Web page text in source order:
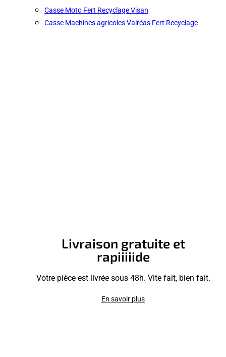
Casse Moto Fert Recyclage Visan
Casse Machines agricoles Valréas Fert Recyclage
Livraison gratuite et
rapiiiiide
Votre pièce est livrée sous 48h. Vite fait, bien fait.
En savoir plus